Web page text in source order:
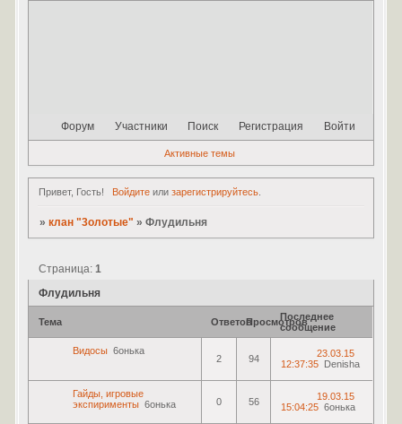
Форум Участники Поиск Регистрация Войти
Активные темы
Привет, Гость! Войдитеили зарегистрируйтесь.
»клан "3олотые" »Флудильня
Флудильня
Страница:1
Тема ОтветовПросмотровПоследнее
сообщение
Видосы 6онька
2 94
23.03.15
12:37:35
Denisha
Гайды, игровые
экспирименты 6онька 0 56
19.03.15
15:04:25 6онька